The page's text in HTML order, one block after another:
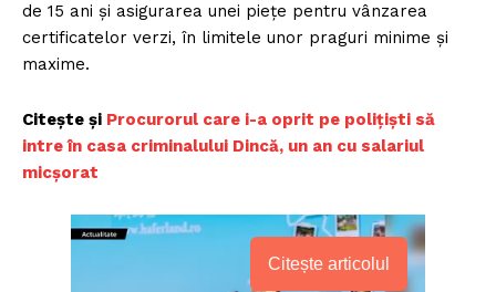
de 15 ani și asigurarea unei piețe pentru vânzarea
certificatelor verzi, în limitele unor praguri minime și
maxime.
Citește și Procurorul care i-a oprit pe polițiști să
intre în casa criminalului Dincă, un an cu salariul
micșorat
Citește articolul